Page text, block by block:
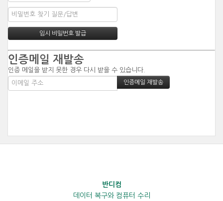
인증메일 재발송
인증 메일을 받지 못한 경우 다시 받을 수 있습니다.
반디컴
데이터 복구와 컴퓨터 수리